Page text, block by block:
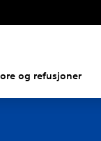
og refusjoner